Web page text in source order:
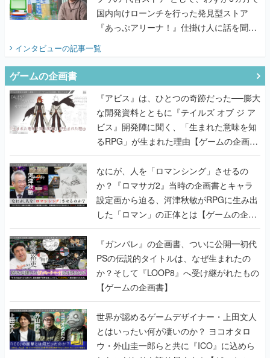
国内向けローンチを行った発見型ストア
『あっぷアリーナ！』仕掛け人に話を聞い
てみた
インタビューの記事一覧
ゲームの企画書
『アビス』は、ひとつの奇跡だった──膨大
な開発資料とともに『テイルズ オブ ジ ア
ビス』開発陣に聞く、「生まれた意味を知
るRPG」が生まれた理由【ゲームの企画
書】
なにが、人を「ロマンシング」させるの
か？『ロマサガ2』当時の企画書とキャラ
設定画から迫る、河津秋敏がRPGに生み出
した「ロマン」の正体とは【ゲームの企画
書】
『ガンパレ』の企画書、ついに公開━初代
PSの伝説的タイトルは、なぜ生まれたの
か？そして『LOOP8』へ受け継がれたもの
【ゲームの企画書】
世界が認めるゲームデザイナー・上田文人
とはいったい何が凄いのか？ ヨコオタロ
ウ・外山圭一郎らと共に『ICO』に込めら